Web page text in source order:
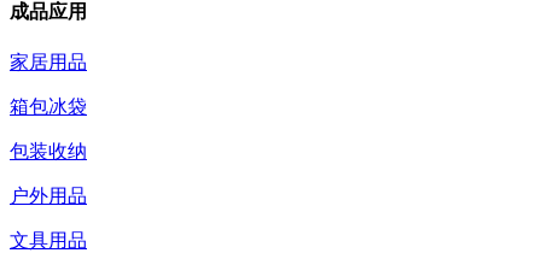
成品应用
家居用品
箱包冰袋
包装收纳
户外用品
文具用品